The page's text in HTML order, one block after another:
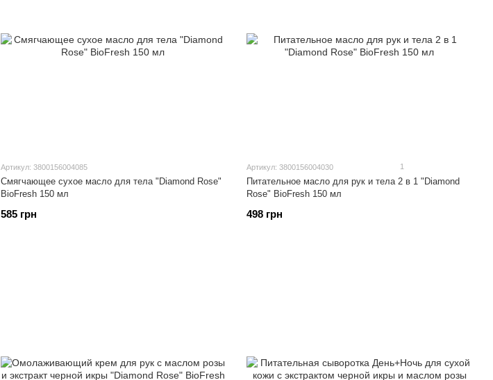
Артикул: 3800156004085
Смягчающее сухое масло для тела "Diamond Rose"
BioFresh 150 мл
585 грн
Артикул: 3800156004030 1
Питательное масло для рук и тела 2 в 1 "Diamond
Rose" BioFresh 150 мл
498 грн